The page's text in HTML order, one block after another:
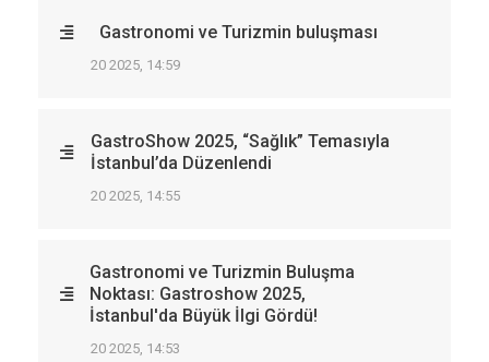
Gastronomi ve Turizmin buluşması
20 2025, 14:59
GastroShow 2025, “Sağlık” Temasıyla
İstanbul’da Düzenlendi
20 2025, 14:55
Gastronomi ve Turizmin Buluşma
Noktası: Gastroshow 2025,
İstanbul'da Büyük İlgi Gördü!
20 2025, 14:53